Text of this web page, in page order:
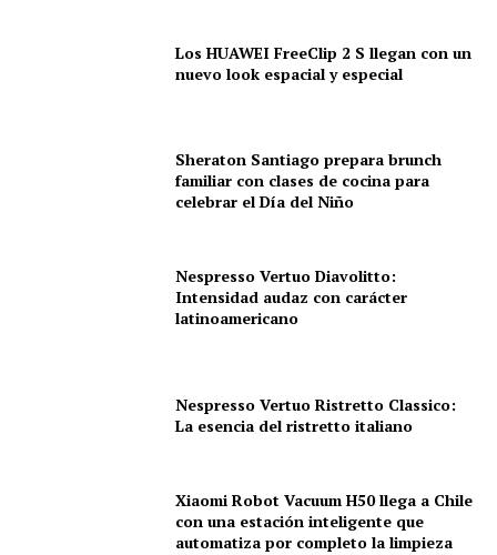
Los HUAWEI FreeClip 2 S llegan con un
nuevo look espacial y especial
Sheraton Santiago prepara brunch
familiar con clases de cocina para
celebrar el Día del Niño
Nespresso Vertuo Diavolitto:
Intensidad audaz con carácter
latinoamericano
Nespresso Vertuo Ristretto Classico:
La esencia del ristretto italiano
Xiaomi Robot Vacuum H50 llega a Chile
con una estación inteligente que
automatiza por completo la limpieza